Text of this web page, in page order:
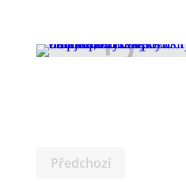
Předchozí